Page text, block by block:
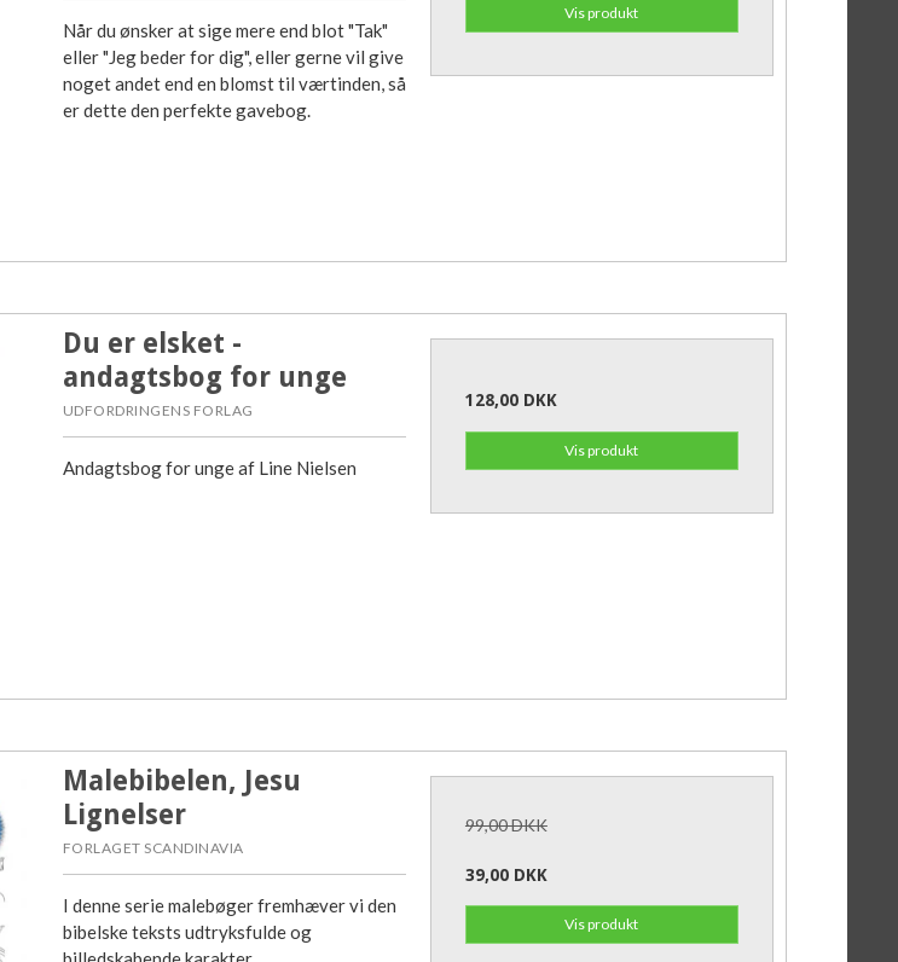
Når du ønsker at sige mere end blot "Tak"
eller "Jeg beder for dig", eller gerne vil give
noget andet end en blomst til værtinden, så
er dette den perfekte gavebog.
Vis produkt
Du er elsket -
andagtsbog for unge
UDFORDRINGENS FORLAG
Andagtsbog for unge af Line Nielsen
128,00 DKK
Vis produkt
Malebibelen, Jesu
Lignelser
FORLAGET SCANDINAVIA
I denne serie malebøger fremhæver vi den
bibelske teksts udtryksfulde og
99,00 DKK
39,00 DKK
Vis produkt